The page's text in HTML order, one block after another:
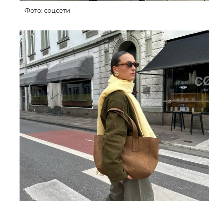
Фото: соцсети